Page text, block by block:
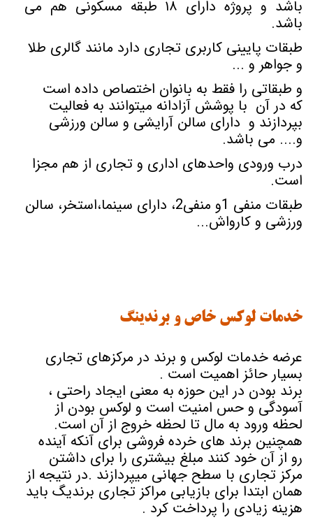
باشد و پروژه دارای ۱۸ طبقه مسکونی هم می
باشد.
طبقات پایینی کاربری تجاری دارد مانند گالری طلا
و جواهر و ...
و طبقاتی را فقط به بانوان اختصاص داده است
که در آن با پوشش آزادانه میتوانند به فعالیت
بپردازند و دارای سالن آرایشی و سالن ورزشی
و.... می باشد.
درب ورودی واحدهای اداری و تجاری از هم مجزا
است.
طبقات منفی 1و منفی2، دارای سینما،استخر، سالن
ورزشی و کارواش...
خدمات لوکس خاص و برندینگ
عرضه خدمات لوکس و برند در مرکزهای تجاری
بسیار حائز اهمیت است .
برند بودن در این حوزه به معنی ایجاد راحتی ،
آسودگی و حس امنیت است و لوکس بودن از
لحظه ورود به مال تا لحظه خروج از آن است.
همچنین برند های خرده فروشی برای آنکه آینده
رو از آن خود کنند مبلغ بیشتری را برای داشتن
مرکز تجاری با سطح جهانی میپردازند .در نتیجه از
همان ابتدا برای بازیابی مراکز تجاری برندیگ باید
هزینه زیادی را پرداخت کرد .